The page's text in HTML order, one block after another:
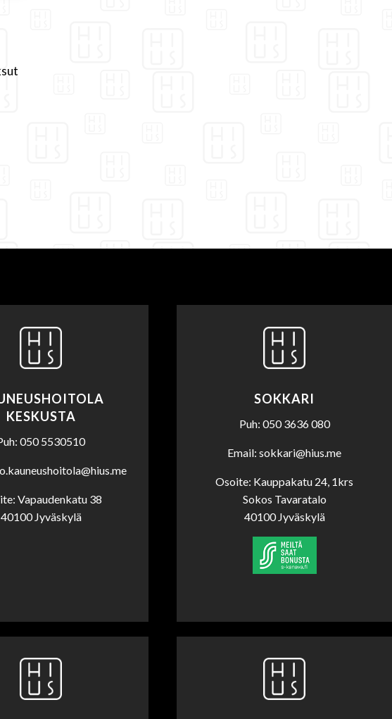
KESKUSTA
050 5530510
Vapaudenkatu 38
40100 Jyväskylä
SOKKARI
Puh: 050 3636 080
Email: sokkari@hius.me
Osoite: Kauppakatu 24, 1krs
Sokos Tavaratalo
40100 Jyväskylä